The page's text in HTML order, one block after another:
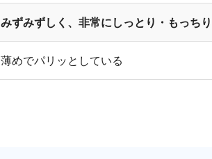
みずみずしく、非常にしっとり・もっちり
薄めでパリッとしている